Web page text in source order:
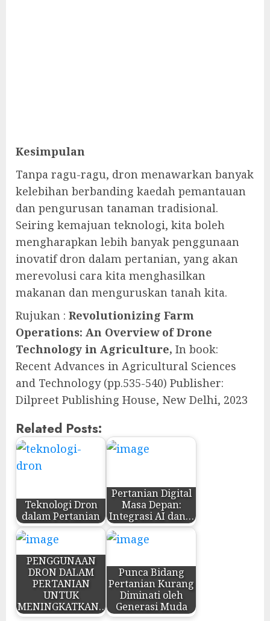
Kesimpulan
Tanpa ragu-ragu, dron menawarkan banyak
kelebihan berbanding kaedah pemantauan
dan pengurusan tanaman tradisional.
Seiring kemajuan teknologi, kita boleh
mengharapkan lebih banyak penggunaan
inovatif dron dalam pertanian, yang akan
merevolusi cara kita menghasilkan
makanan dan menguruskan tanah kita.
Rujukan : Revolutionizing Farm
Operations: An Overview of Drone
Technology in Agriculture, In book:
Recent Advances in Agricultural Sciences
and Technology (pp.535-540) Publisher:
Dilpreet Publishing House, New Delhi, 2023
Related Posts:
Teknologi Dron
dalam Pertanian
Pertanian Digital
Masa Depan:
Integrasi AI dan…
PENGGUNAAN
DRON DALAM
PERTANIAN
UNTUK
MENINGKATKAN…
Punca Bidang
Pertanian Kurang
Diminati oleh
Generasi Muda